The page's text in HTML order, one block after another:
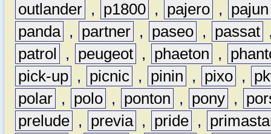
outlander , p1800 , pajero ,
pajun
panda , partner , paseo , passat
patrol
, peugeot , phaeton ,
pick-up , picnic , pinin , pixo ,
polar , polo , ponton , pony ,
prelude , previa , pride ,